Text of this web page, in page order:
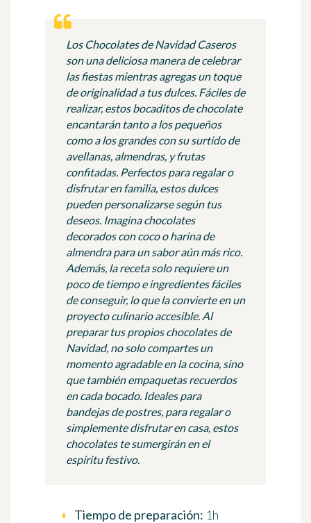
Los Chocolates de Navidad Caseros
son una deliciosa manera de celebrar
las fiestas mientras agregas un toque
de originalidad a tus dulces. Fáciles de
realizar, estos bocaditos de chocolate
encantarán tanto a los pequeños
como a los grandes con su surtido de
avellanas, almendras, y frutas
confitadas. Perfectos para regalar o
disfrutar en familia, estos dulces
pueden personalizarse según tus
deseos. Imagina chocolates
decorados con coco o harina de
almendra para un sabor aún más rico.
Además, la receta solo requiere un
poco de tiempo e ingredientes fáciles
de conseguir, lo que la convierte en un
proyecto culinario accesible. Al
preparar tus propios chocolates de
Navidad, no solo compartes un
momento agradable en la cocina, sino
que también empaquetas recuerdos
en cada bocado. Ideales para
bandejas de postres, para regalar o
simplemente disfrutar en casa, estos
chocolates te sumergirán en el
espíritu festivo.
Tiempo de preparación: 1h